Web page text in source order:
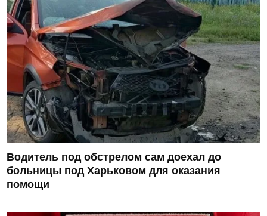
Водитель под обстрелом сам доехал до
больницы под Харьковом для оказания
помощи